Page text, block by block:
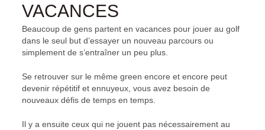
VACANCES
Beaucoup de gens partent en vacances pour jouer au golf
dans le seul but d’essayer un nouveau parcours ou
simplement de s’entraîner un peu plus.
Se retrouver sur le même green encore et encore peut
devenir répétitif et ennuyeux, vous avez besoin de
nouveaux défis de temps en temps.
Il y a ensuite ceux qui ne jouent pas nécessairement au